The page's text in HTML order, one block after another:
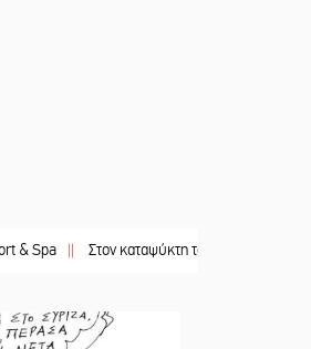
|| Στον καταψύκτη του Μυστρά για το «ζεστό»